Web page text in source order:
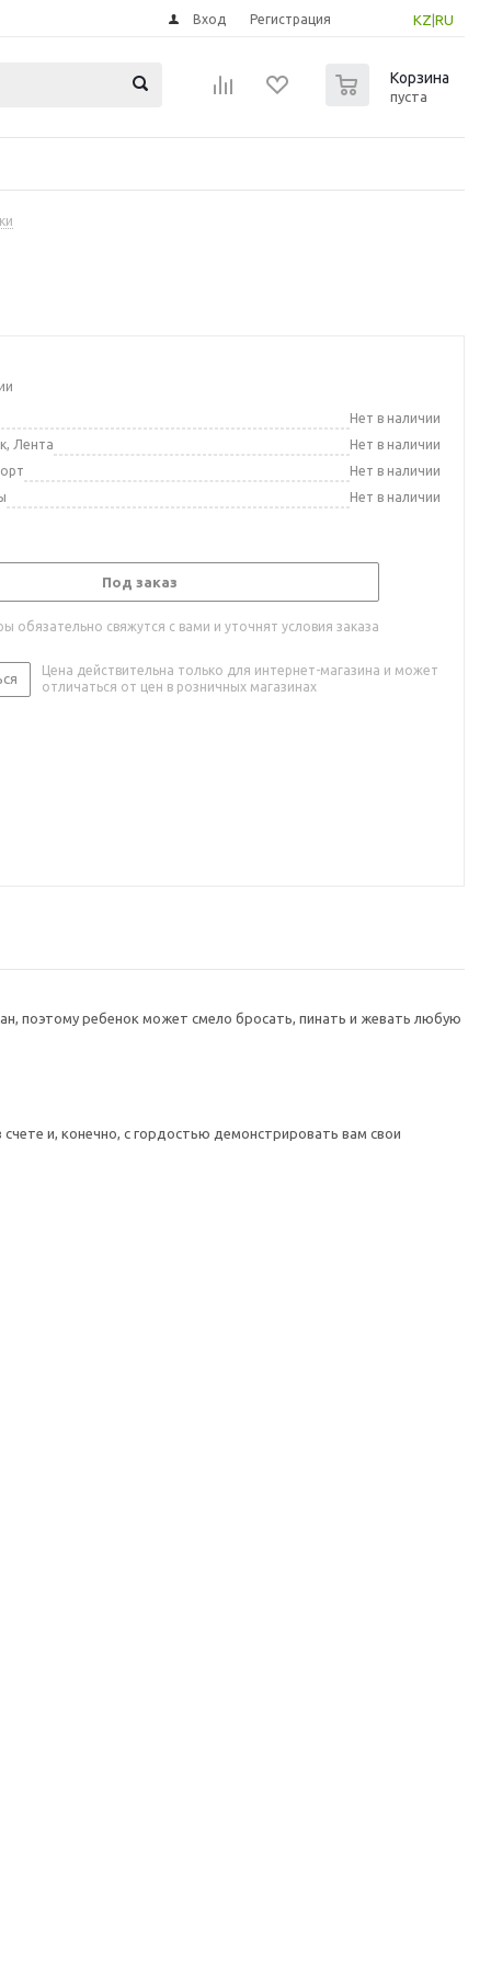
KZ RU
Вход Регистрация
Корзина
пуста
Нет в наличии
Лента
Нет в наличии
Нет в наличии
Нет в наличии
Под заказ
обязательно свяжутся с вами и уточнят условия заказа
Цена действительна только для интернет-магазина и может
отличаться от цен в розничных магазинах
поэтому ребенок может смело бросать, пинать и жевать любую
и, конечно, с гордостью демонстрировать вам свои